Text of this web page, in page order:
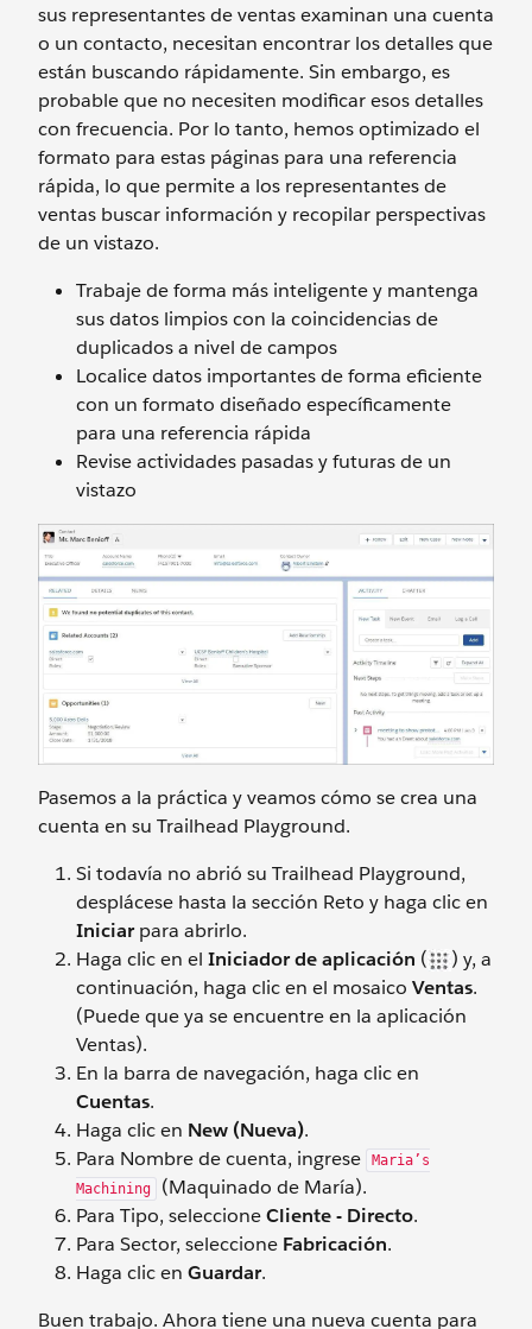
sus representantes de ventas examinan una cuenta
o un contacto, necesitan encontrar los detalles que
están buscando rápidamente. Sin embargo, es
probable que no necesiten modificar esos detalles
con frecuencia. Por lo tanto, hemos optimizado el
formato para estas páginas para una referencia
rápida, lo que permite a los representantes de
ventas buscar información y recopilar perspectivas
de un vistazo.
Trabaje de forma más inteligente y mantenga
sus datos limpios con la coincidencias de
duplicados a nivel de campos
Localice datos importantes de forma eficiente
con un formato diseñado específicamente
para una referencia rápida
Revise actividades pasadas y futuras de un
vistazo
Pasemos a la práctica y veamos cómo se crea una
cuenta en su Trailhead Playground.
Si todavía no abrió su Trailhead Playground,
desplácese hasta la sección Reto y haga clic en
Iniciarpara abrirlo.
Haga clic en el Iniciador de aplicación (
) y, a
continuación, haga clic en el mosaico Ventas.
(Puede que ya se encuentre en la aplicación
Ventas).
En la barra de navegación, haga clic en
Cuentas.
Haga clic en New (Nueva).
Para Nombre de cuenta, ingrese
Maria’s
Machining
(Maquinado de María).
Para Tipo, seleccioneCliente - Directo.
Para Sector, seleccione Fabricación.
Haga clic en Guardar.
Buen trabajo. Ahora tiene una nueva cuenta para